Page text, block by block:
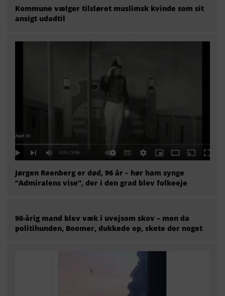
Kommune vælger tilsløret muslimsk kvinde som sit
ansigt udadtil
Jørgen Reenberg er død, 96 år – hør ham synge
“Admiralens vise”, der i den grad blev folkeeje
96-årig mand blev væk i uvejsom skov – men da
politihunden, Boomer, dukkede op, skete der noget